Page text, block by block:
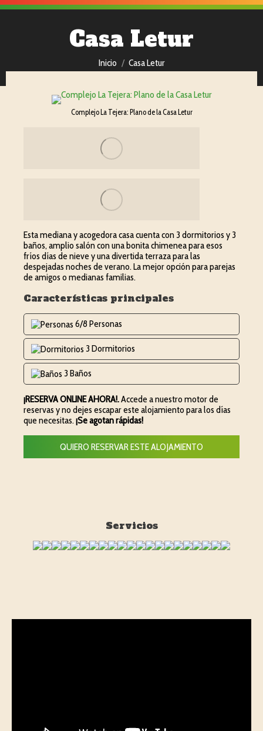
Casa Letur
Inicio Casa Letur
Complejo La Tejera: Plano de la Casa Letur
Esta mediana y acogedora casa cuenta con 3 dormitorios y 3
baños, amplio salón con una bonita chimenea para esos
fríos días de nieve y una divertida terraza para las
despejadas noches de verano. La mejor opción para parejas
de amigos o medianas familias.
Características principales
6/8 Personas
3 Dormitorios
3 Baños
¡RESERVA ONLINE AHORA!.Accede a nuestro motor de
reservas y no dejes escapar este alojamiento para los días
que necesitas. ¡Se agotan rápidas!
QUIERO RESERVAR ESTE ALOJAMIENTO
Servicios